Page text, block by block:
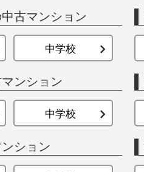
古マンション
中学校
ンション
中学校
ション